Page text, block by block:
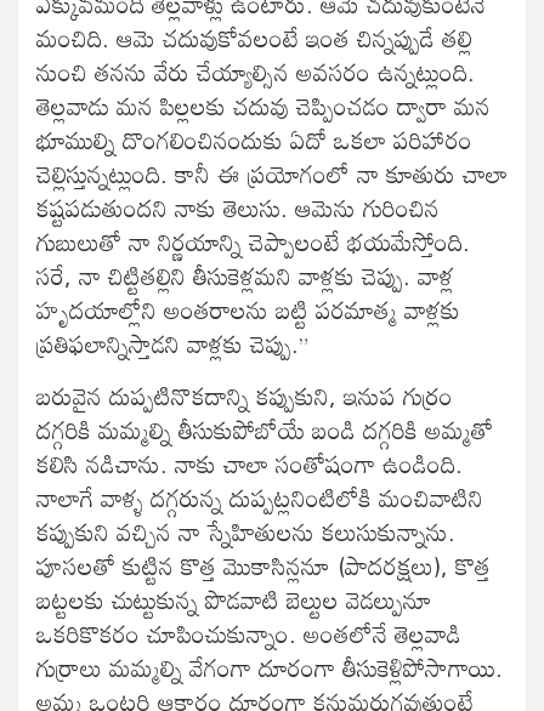
మంచిది. ఆమె చదువుకోవలంటే ఇంత చిన్నప్పుడే తల్లి
నుంచి తనను వేరు చేయ్యాల్సిన అవసరం ఉన్నట్లుంది.
తెల్లవాడు మన పిల్లలకు చదువు చెప్పించడం ద్వారా మన
భూముల్ని దొంగలించినందుకు ఏదో ఒకలా పరిహారం
చెల్లిస్తున్నట్లుంది. కానీ ఈ ప్రయోగంలో నా కూతురు చాలా
కష్టపడుతుందని నాకు తెలుసు. ఆమెను గురించిన
గుబులుతో నా నిర్ణయాన్ని చెప్పాలంటే భయమేస్తోంది.
సరే, నా చిట్టితల్లిని తీసుకెళ్లమని వాళ్లకు చెప్పు. వాళ్ల
హృదయాల్లోని అంతరాలను బట్టి పరమాత్మ వాళ్లకు
ప్రతిఫలాన్నిస్తాడని వాళ్లకు చెప్పు.”
బరువైన దుప్పటినొకదాన్ని కప్పుకుని, ఇనుప గుర్రం
దగ్గరికి మమ్మల్ని తీసుకుపోబోయే బండి దగ్గరికి అమ్మతో
కలిసి నడిచాను. నాకు చాలా సంతోషంగా ఉండింది.
నాలాగే వాళ్ళ దగ్గరున్న దుప్పట్లనింటిలోకి మంచివాటిని
కప్పుకుని వచ్చిన నా స్నేహితులను కలుసుకున్నాను.
పూసలతో కుట్టిన కొత్త మొకాసిన్లనూ (పాదరక్షలు), కొత్త
బట్టలకు చుట్టుకున్న పొడవాటి బెల్టుల వెడల్పునూ
ఒకరికొకరం చూపించుకున్నాం. అంతలోనే తెల్లవాడి
గుర్రాలు మమ్మల్ని వేగంగా దూరంగా తీసుకెళ్లిపోసాగాయి.
అమ్మ ఒంటరి ఆకారం దూరంగా కనుమరుగవుతుంటే